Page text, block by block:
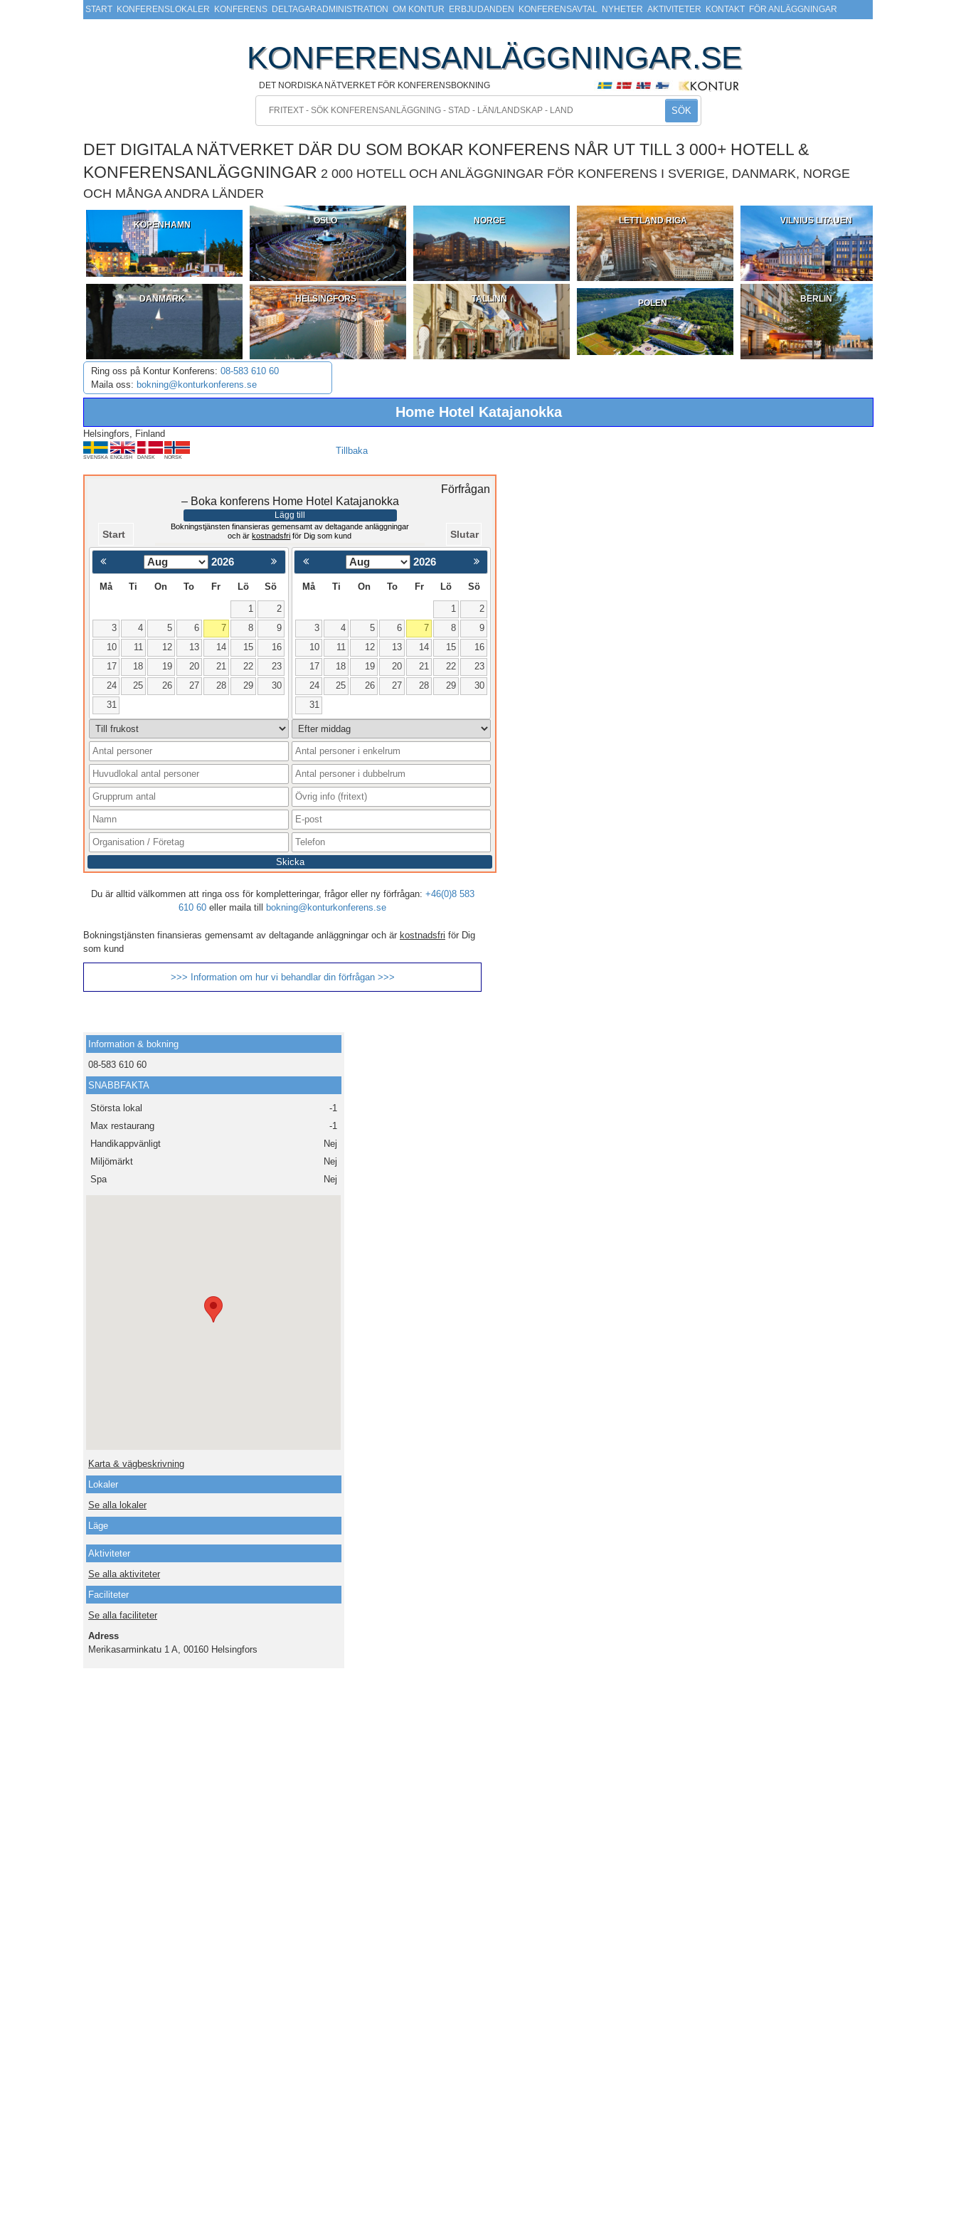
START KONFERENSLOKALER KONFERENS DELTAGARADMINISTRATION OM KONTUR ERBJUDANDEN KONFERENSAVTAL NYHETER AKTIVITETER KONTAKT FÖR ANLÄGGNINGAR
KONFERENSANLÄGGNINGAR.SE
DET NORDISKA NÄTVERKET FÖR KONFERENSBOKNING
SÖK
DET DIGITALA NÄTVERKET DÄR DU SOM BOKAR KONFERENS NÅR UT TILL 3 000+ HOTELL &
KONFERENSANLÄGGNINGAR 2 000 HOTELL OCH ANLÄGGNINGAR FÖR KONFERENS I SVERIGE, DANMARK, NORGE
OCH MÅNGA ANDRA LÄNDER
KÖPENHAMN OSLO NORGE LETTLAND RIGA VILNIUS LITAUEN
DANMARK HELSINGFORS TALLINN POLEN BERLIN
Ring oss på Kontur Konferens: 08-583 610 60
Maila oss: bokning@konturkonferens.se
Home Hotel Katajanokka
Helsingfors, Finland
SVENSKA ENGLISH DANSK NORSK
Tillbaka
Förfrågan
– Boka konferens Home Hotel Katajanokka
Lägg till
Start
Bokningstjänsten finansieras gemensamt av deltagande anläggningar
och ärkostnadsfri för Dig som kund Slutar
2026
Må Ti On To Fr Lö Sö
1
2
3
4 5 6 7 8
9
10
11 12 13 14 15
16
17
18 19 20 21 22
23
24
25 26 27 28 29
30
31
< Föregående Nästa >
2026
Må Ti On To Fr Lö Sö
1
2
3
4 5 6 7 8
9
10
11 12 13 14 15
16
17
18 19 20 21 22
23
24
25 26 27 28 29
30
31
Skicka
Du är alltid välkommen att ringa oss för kompletteringar, frågor eller ny förfrågan: +46(0)8 583
610 60 eller maila till bokning@konturkonferens.se
Bokningstjänsten finansieras gemensamt av deltagande anläggningar och är kostnadsfri för Dig
som kund
>>> Information om hur vi behandlar din förfrågan >>>
Information & bokning
08-583 610 60
SNABBFAKTA
Största lokal
-1
Max restaurang
-1
Handikappvänligt
Nej
Miljömärkt
Nej
Spa
Nej
Karta & vägbeskrivning
Lokaler
Se alla lokaler
Läge
Aktiviteter
Se alla aktiviteter
Faciliteter
Se alla faciliteter
Adress
Merikasarminkatu 1 A, 00160 Helsingfors